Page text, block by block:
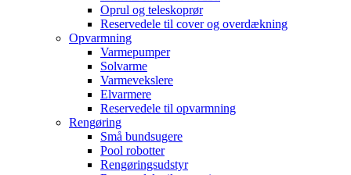
Oprul og teleskoprør
Reservedele til cover og overdækning
Opvarmning
Varmepumper
Solvarme
Varmevekslere
Elvarmere
Reservedele til opvarmning
Rengøring
Små bundsugere
Pool robotter
Rengøringsudstyr